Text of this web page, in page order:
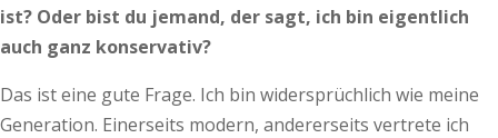
ist? Oder bist du jemand, der sagt, ich bin eigentlich
auch ganz konservativ?
Das ist eine gute Frage. Ich bin widersprüchlich wie meine
Generation. Einerseits modern, andererseits vertrete ich